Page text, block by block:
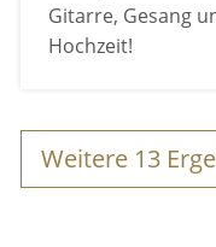
Gitarre, Gesang
Hochzeit!
Weitere 13